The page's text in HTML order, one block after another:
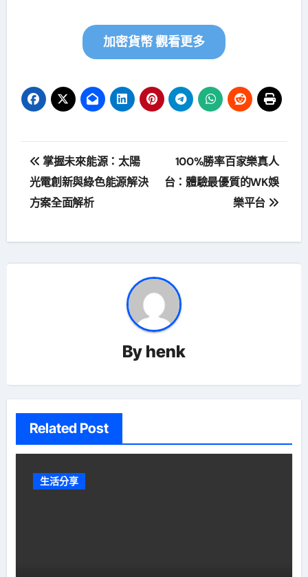
加密貨幣 觀看更多
文
章
導
覽
掌握未來能源：太陽
光電創新與綠色能源解決
方案全面解析
100%勝率百家樂真人
台：體驗最優質的WK娛
樂平台
By henk
Related Post
生活分享